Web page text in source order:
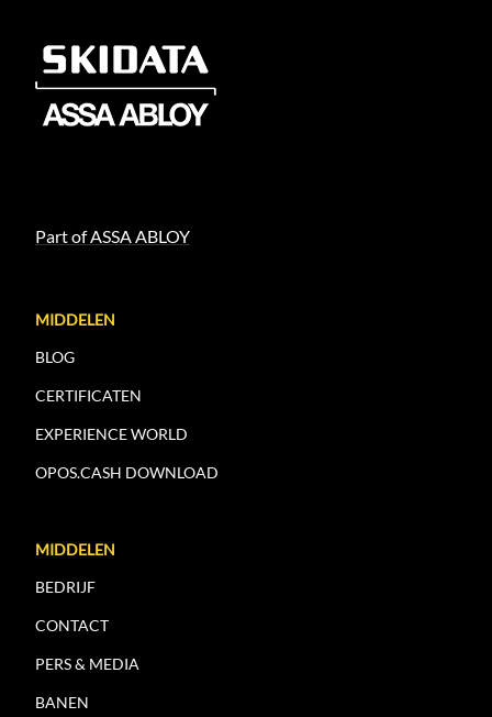
Part of ASSA ABLOY
MIDDELEN
BLOG
CERTIFICATEN
EXPERIENCE WORLD
OPOS.CASH DOWNLOAD
MIDDELEN
BEDRIJF
CONTACT
PERS & MEDIA
BANEN